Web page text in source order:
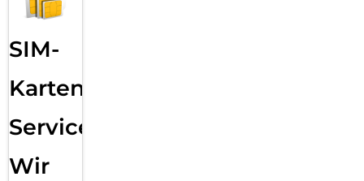
SIM-
Karten
Service:
Wir